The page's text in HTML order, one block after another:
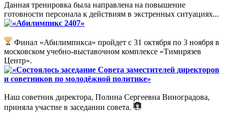
Данная тренировка была направлена на повышение
готовности персонала к действиям в экстренных ситуациях...
«Абилимпикс 2407»
Финал «Абилимпикса» пройдет с 31 октября по 3 ноября в
московском учебно-выставочном комплексе «Тимирязев
Центр».
«Состоялось заседание Совета заместителей директоров
и советников по молодёжной политике»
Наш советник директора, Полина Сергеевна Виноградова,
приняла участие в заседании совета.